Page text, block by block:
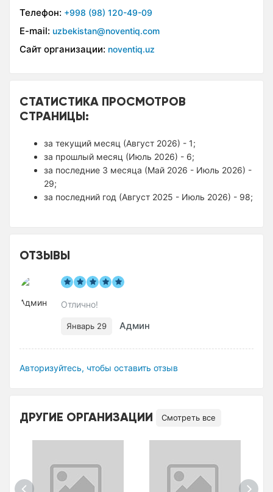
Телефон: +998 (98) 120-49-09
E-mail: uzbekistan@noventiq.com
Сайт организации: noventiq.uz
СТАТИСТИКА ПРОСМОТРОВ
СТРАНИЦЫ:
за текущий месяц (Август 2026) - 1;
за прошлый месяц (Июль 2026) - 6;
за последние 3 месяца (Май 2026 - Июль 2026) -
29;
за последний год (Август 2025 - Июль 2026) - 98;
ОТЗЫВЫ
Отлично!
Январь 29 Админ
Авторизуйтесь, чтобы оставить отзыв
ДРУГИЕ ОРГАНИЗАЦИИ Смотреть все